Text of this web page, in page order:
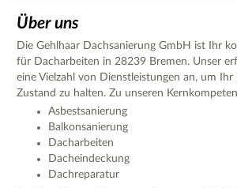
Über uns
Die Gehlhaar Dachsanierung GmbH ist Ihr
für Dacharbeiten in 28239 Bremen. Unser
eine Vielzahl von Dienstleistungen an, um
Zustand zu halten. Zu unseren
Asbestsanierung
Balkonsanierung
Dacharbeiten
Dacheindeckung
Dachreparatur